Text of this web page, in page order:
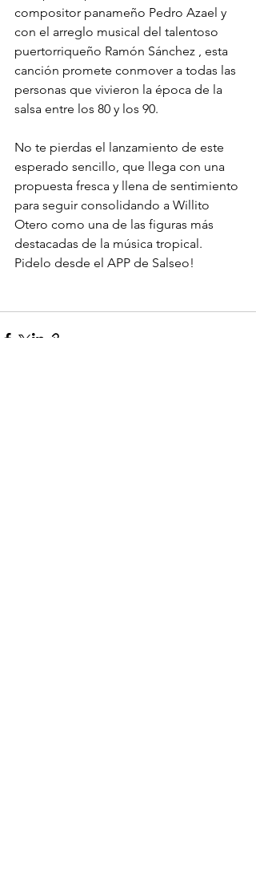
compositor panameño Pedro Azael y
con el arreglo musical del talentoso
puertorriqueño Ramón Sánchez , esta
canción promete conmover a todas las
personas que vivieron la época de la
salsa entre los 80 y los 90.
No te pierdas el lanzamiento de este
esperado sencillo, que llega con una
propuesta fresca y llena de sentimiento
para seguir consolidando a Willito
Otero como una de las figuras más
destacadas de la música tropical.
Pidelo desde el APP de Salseo!